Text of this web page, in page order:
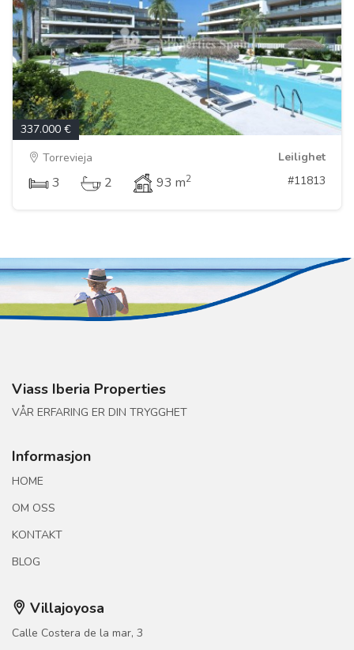
337.000 €
Torrevieja
Leilighet
3 2 93 m2 #11813
Viass Iberia Properties
VÅR ERFARING ER DIN TRYGGHET
Informasjon
HOME
OM OSS
KONTAKT
BLOG
Villajoyosa
Calle Costera de la mar, 3